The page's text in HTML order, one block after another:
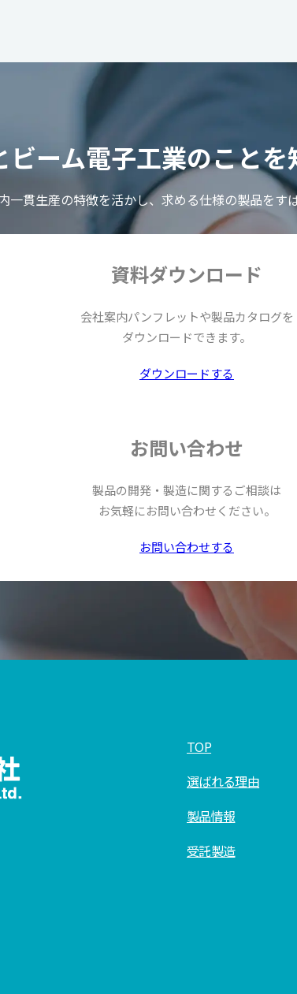
ビーム電子工業のことを
一貫生産の特徴を活かし、 求める仕様の製品をす
資料ダウンロード
会社案内パンフレットや製品カタログを
ダウンロードできます。
ダウンロードする
お問い合わせ
製品の開発・製造に関するご相談は
お気軽にお問い合わせください。
お問い合わせする
TOP
選ばれる理由
製品情報
受託製造